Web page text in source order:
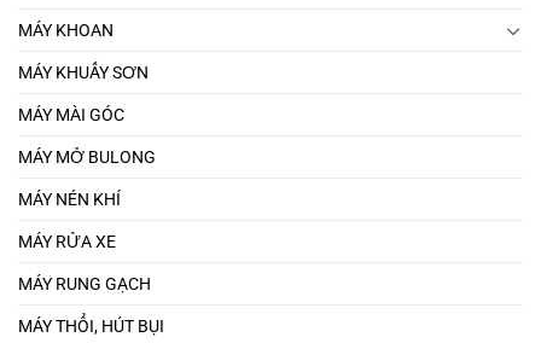
MÁY KHOAN
MÁY KHUẤY SƠN
MÁY MÀI GÓC
MÁY MỞ BULONG
MÁY NÉN KHÍ
MÁY RỬA XE
MÁY RUNG GẠCH
MÁY THỔI, HÚT BỤI